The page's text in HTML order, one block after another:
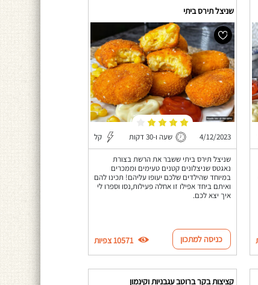
שניצל תירס ביתי
4/12/2023 שעה ו-30 דקות קל
שניצל תירס ביתי ששבר את הרשת בצורת
נאגטס שניצלונים קטנים טעימים וממכרים
במיוחד שהילדים שלכם יעופו עליהם! תכינו להם
ואיתם ביחד אפילו זו אחלה פעילות,נסו וספרו לי
איך יצא לכם.
כניסה למתכון 10571 צפיות
קציצות בקר ברוטב עגבניות וקינמון